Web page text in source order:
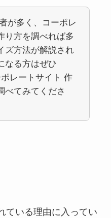
が多く、コーポレ
り方を調べれば多
ズ方法が解説され
なる方はぜひ
ポレートサイト 作
べてみてくださ
ている理由に入ってい